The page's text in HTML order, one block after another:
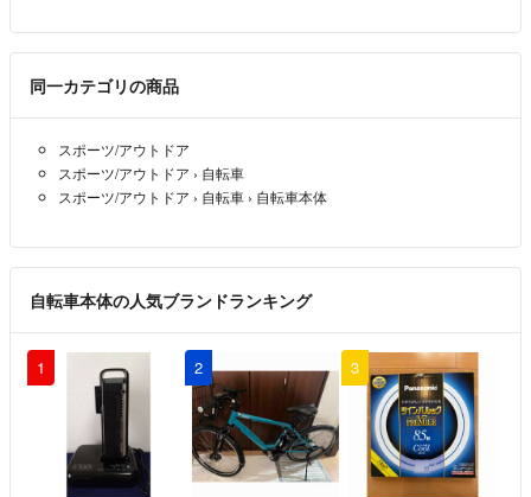
出品者
だけないでしょうか？あと、出来ればペダルもつけていただきたいで
す。よろしくお願いします。
暖かくなりこれから購入検討される方も増えてくると思いますので、
現時点ではそこまではお値下げすることは難しいです。
出品者 kuma- 3年以上前
21万円とかは無理でしょうか？
よろしくお願いいたします。
同一カテゴリの商品
スポーツ/アウトドア
スポーツ/アウトドア › 自転車
スポーツ/アウトドア › 自転車 › 自転車本体
自転車本体の人気ブランドランキング
1 2 3